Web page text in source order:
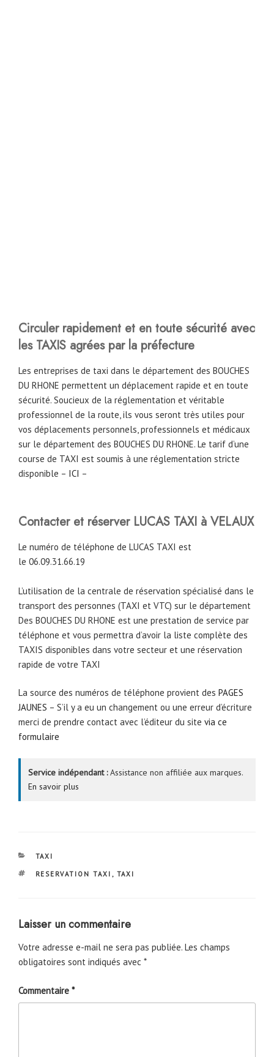
Circuler rapidement et en toute sécurité avec
les TAXIS agrées par la préfecture
Les entreprises de taxi dans le département des BOUCHES
DU RHONE permettent un déplacement rapide et en toute
sécurité. Soucieux de la réglementation et véritable
professionnel de la route, ils vous seront très utiles pour
vos déplacements personnels, professionnels et médicaux
sur le département des BOUCHES DU RHONE. Le tarif d’une
course de TAXI est soumis à une réglementation stricte
disponible – ICI –
Contacter et réserver LUCAS TAXI à VELAUX
Le numéro de téléphone de LUCAS TAXI est
le 06.09.31.66.19
L’utilisation de la centrale de réservation spécialisé dans le
transport des personnes (TAXI et VTC) sur le département
Des BOUCHES DU RHONE est une prestation de service par
téléphone et vous permettra d’avoir la liste complète des
TAXIS disponibles dans votre secteur et une réservation
rapide de votre TAXI
La source des numéros de téléphone provient des PAGES
JAUNES – S’il y a eu un changement ou une erreur d’écriture
merci de prendre contact avec l’éditeur du site via ce
formulaire
Service indépendant :Assistance non affiliée aux marques.
En savoir plus
CATÉGORIES
TAXI
ÉTIQUETTES
RESERVATION TAXI , TAXI
Laisser un commentaire
Votre adresse e-mail ne sera pas publiée. Les champs
obligatoires sont indiqués avec *
Commentaire *